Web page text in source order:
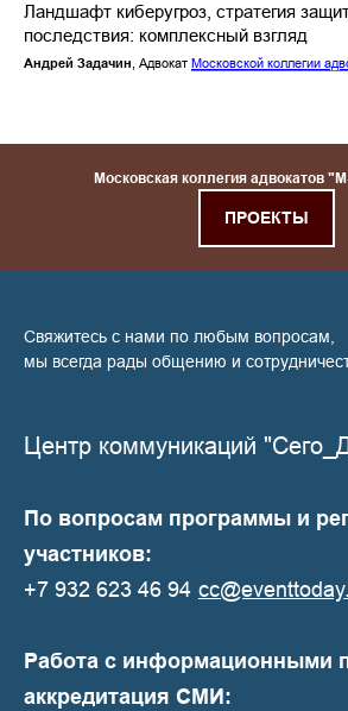
Ландшафт киберугроз, стратегия
последствия: комплексный взгляд
Андрей Задачин, Адвокат Московской коллегии
Московская коллегия адвокатов
ПРОЕКТЫ
Свяжитесь с нами по любым вопросам,
мы всегда рады общению и
Центр коммуникаций
По вопросам программы и
участников:
+7 932 623 46 94
Работа с информационными
аккредитация СМИ: